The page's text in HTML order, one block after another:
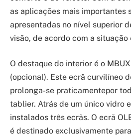
as aplicações mais importantes
apresentadas no nível superior
visão, de acordo com a situação
O destaque do interior é o
(opcional). Este ecrã curvilíneo
prolonga-se praticamentepor
tablier. Atrás de um único vidro
instalados três ecrãs. O ecrã
é destinado exclusivamente